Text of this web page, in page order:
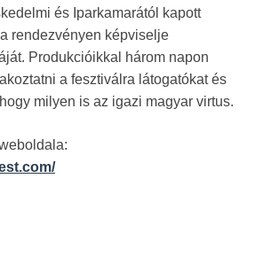
és Iparkamarától kapott
rendezvényen képviselje
Produkcióikkal három napon
a fesztiválra látogatókat és
milyen is az igazi magyar virtus.